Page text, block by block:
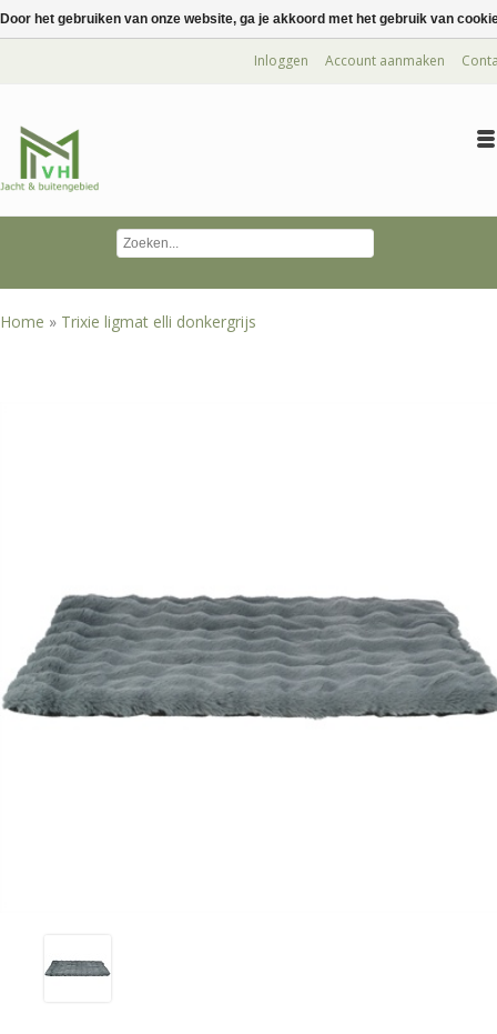
Inloggen Account aanmaken
Home » Trixie ligmat elli donkergrijs
Door het gebruiken van onze website, ga je akkoord met het gebruik van